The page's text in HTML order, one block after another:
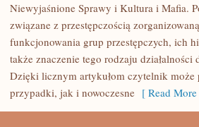
LEGENDY
MAFII
Niewyjaśnione Sprawy i Kultura i Mafia.
związane z przestępczością
funkcjonowania grup przestępczych, ich
także znaczenie tego rodzaju
Dzięki licznym artykułom czytelnik może
przypadki, jak i nowoczesne [ Read